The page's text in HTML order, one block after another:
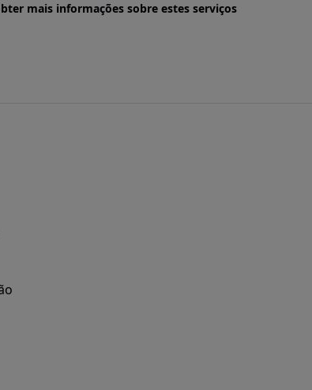
mais informações sobre estes serviços